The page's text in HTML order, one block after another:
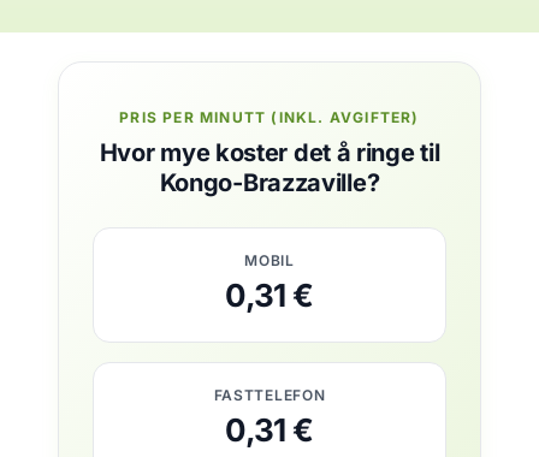
PRIS PER MINUTT (INKL. AVGIFTER)
Hvor mye koster det å ringe til
Kongo-Brazzaville?
MOBIL
0,31 €
FASTTELEFON
0,31 €